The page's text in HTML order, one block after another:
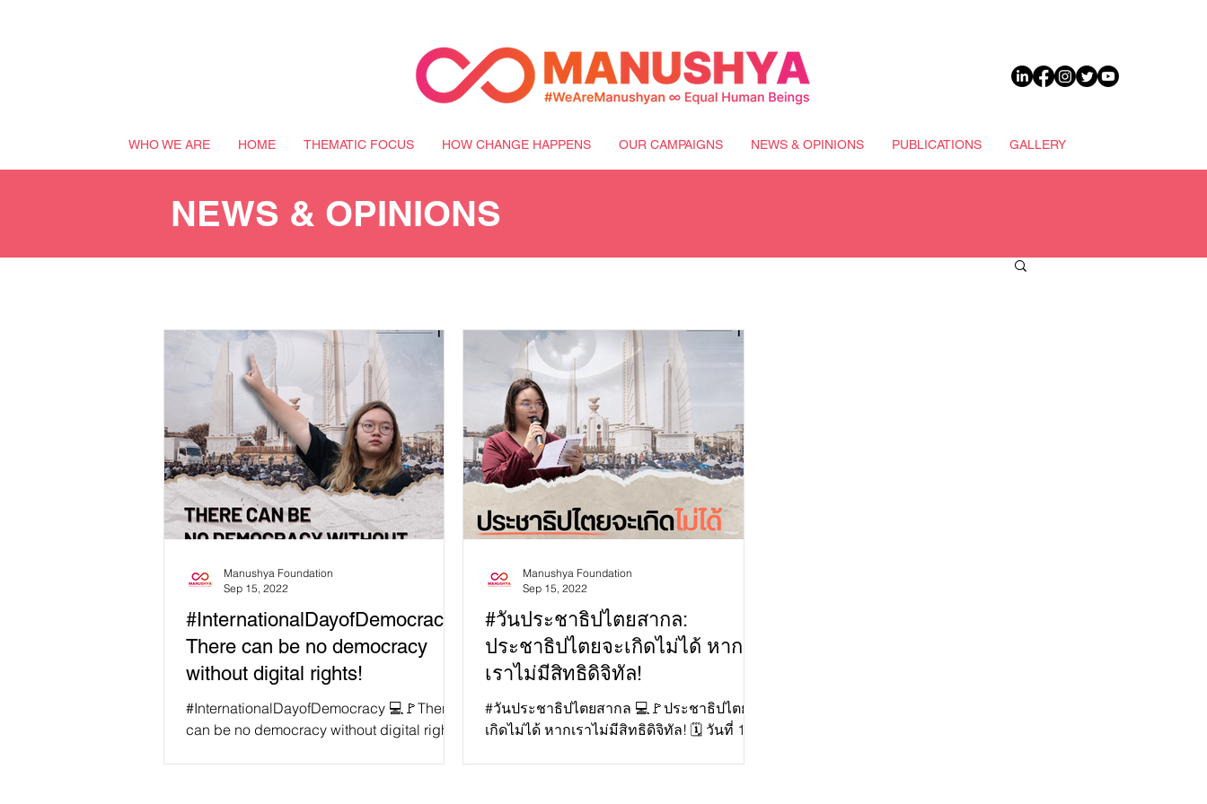
WHO WE ARE HOME THEMATIC FOCUS HOW CHANGE HAPPENS OUR CAMPAIGNS NEWS & OPINIONS PUBLICATIONS GALLERY
NEWS & OPINIONS
#InternationalDayofDemocracy:
There can be no democracy
without digital rights!
#InternationalDayofDemocracy 💻🚩There
can be no democracy without digital rights!
Manushya Foundation
Sep 15, 2022
#วันประชาธิปไตยสากล:
ประชาธิปไตยจะเกิดไม่ได้ หาก
เราไม่มีสิทธิดิจิทัล!
#วันประชาธิปไตยสากล 💻🚩ประชาธิปไตยจะ
เกิดไม่ได้ หากเราไม่มีสิทธิดิจิทัล! 🗓 วันที่ 15
Manushya Foundation
Sep 15, 2022